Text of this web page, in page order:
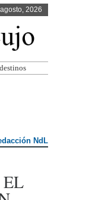
2026
con
NdL